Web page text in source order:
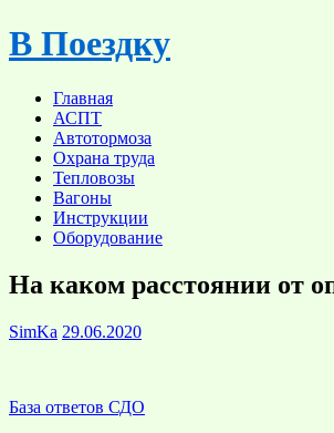
Skip
to
В Поездку
Главная
АСПТ
Автотормоза
Охрана труда
Тепловозы
Вагоны
Инструкции
Оборудование
На каком расстоянии от
SimKa 29.06.2020
База ответов СДО